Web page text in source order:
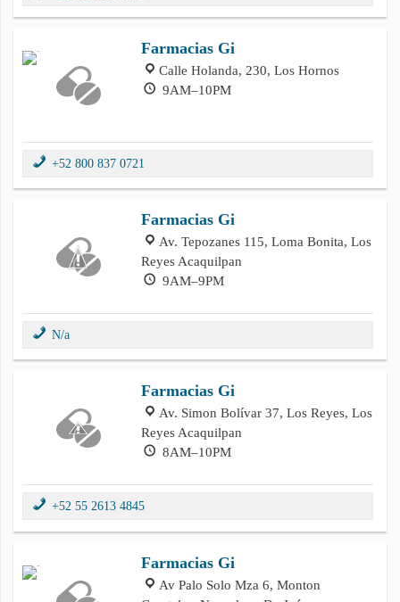
Farmacias Gi
Calle Holanda, 230, Los Hornos
9AM–10PM
+52 800 837 0721
Farmacias Gi
Av. Tepozanes 115, Loma Bonita, Los
Reyes Acaquilpan
9AM–9PM
N/a
Farmacias Gi
Av. Simon Bolívar 37, Los Reyes, Los
Reyes Acaquilpan
8AM–10PM
+52 55 2613 4845
Farmacias Gi
Av Palo Solo Mza 6, Monton